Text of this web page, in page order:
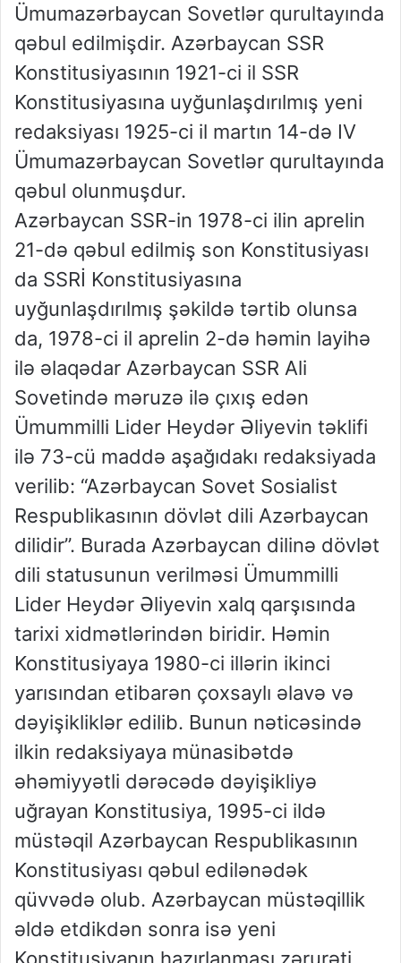
Ümumazərbaycan Sovetlər qurultayında
qəbul edilmişdir. Azərbaycan SSR
Konstitusiyasının 1921-ci il SSR
Konstitusiyasına uyğunlaşdırılmış yeni
redaksiyası 1925-ci il martın 14-də IV
Ümumazərbaycan Sovetlər qurultayında
qəbul olunmuşdur.
Azərbaycan SSR-in 1978-ci ilin aprelin
21-də qəbul edilmiş son Konstitusiyası
da SSRİ Konstitusiyasına
uyğunlaşdırılmış şəkildə tərtib olunsa
da, 1978-ci il aprelin 2-də həmin layihə
ilə əlaqədar Azərbaycan SSR Ali
Sovetində məruzə ilə çıxış edən
Ümummilli Lider Heydər Əliyevin təklifi
ilə 73-cü maddə aşağıdakı redaksiyada
verilib: “Azərbaycan Sovet Sosialist
Respublikasının dövlət dili Azərbaycan
dilidir”. Burada Azərbaycan dilinə dövlət
dili statusunun verilməsi Ümummilli
Lider Heydər Əliyevin xalq qarşısında
tarixi xidmətlərindən biridir. Həmin
Konstitusiyaya 1980-ci illərin ikinci
yarısından etibarən çoxsaylı əlavə və
dəyişikliklər edilib. Bunun nəticəsində
ilkin redaksiyaya münasibətdə
əhəmiyyətli dərəcədə dəyişikliyə
uğrayan Konstitusiya, 1995-ci ildə
müstəqil Azərbaycan Respublikasının
Konstitusiyası qəbul edilənədək
qüvvədə olub. Azərbaycan müstəqillik
əldə etdikdən sonra isə yeni
Konstitusiyanın hazırlanması zərurəti